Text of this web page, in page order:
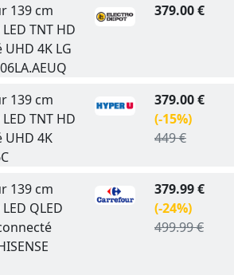
139 cm
TNT HD
4K LG
379.00 €
139 cm
TNT HD
UHD 4K
379.00 €
(-15%)
449 €
139 cm
QLED
379.99 €
(-24%)
499.99 €